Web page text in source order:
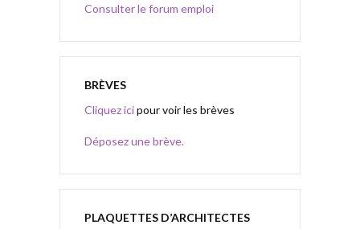
Consulter le forum emploi
BRÈVES
Cliquez icipour voir les brèves
Déposez une brève.
PLAQUETTES D’ARCHITECTES